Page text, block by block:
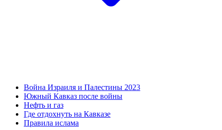
Война Израиля и Палестины 2023
Южный Кавказ после войны
Нефть и газ
Где отдохнуть на Кавказе
Правила ислама